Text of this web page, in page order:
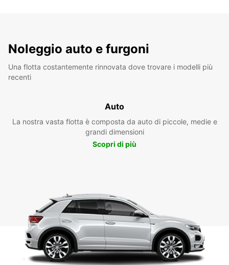
Noleggio auto e furgoni
Una flotta costantemente rinnovata dove trovare i modelli più
recenti
Auto
La nostra vasta flotta è composta da auto di piccole, medie e
grandi dimensioni
Scopri di più